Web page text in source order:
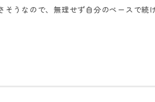
うなので、無理せず自分のペースで続